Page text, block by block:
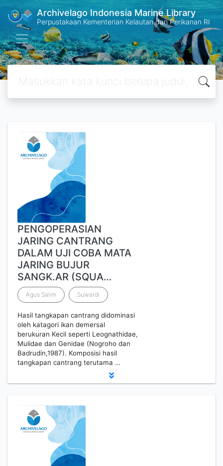
Archivelago Indonesia Marine Library
Perpustakaan Kementerian Kelautan dan Perikanan RI
PENGOPERASIAN
JARING CANTRANG
DALAM UJI COBA MATA
JARING BUJUR
SANGK.AR (SQUA…
Agus Salim Suwardi
Hasil tangkapan cantrang didominasi
oleh katagori ikan demersal
berukuran Kecil seperti Leognathidae,
Mulidae dan Genidae (Nogroho dan
Badrudin,1987). Komposisi hasil
tangkapan cantrang terutama …